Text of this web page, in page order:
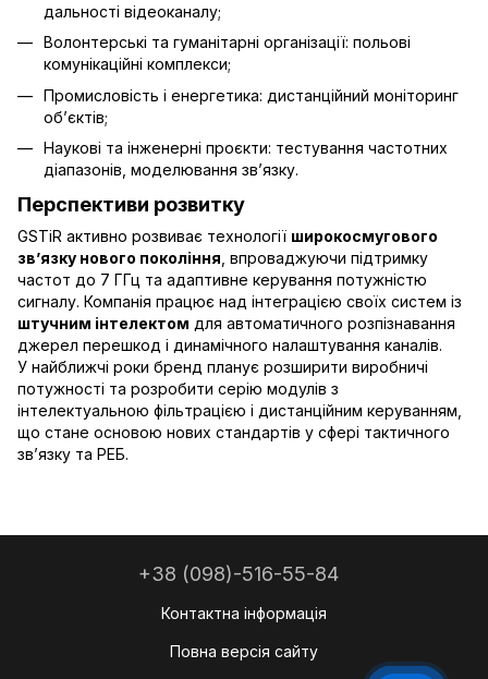
дальності відеоканалу;
Волонтерські та гуманітарні організації: польові
комунікаційні комплекси;
Промисловість і енергетика: дистанційний моніторинг
об’єктів;
Наукові та інженерні проєкти: тестування частотних
діапазонів, моделювання зв’язку.
Перспективи розвитку
GSTiR активно розвиває технології широкосмугового
зв’язку нового покоління , впроваджуючи підтримку
частот до 7 ГГц та адаптивне керування потужністю
сигналу. Компанія працює над інтеграцією своїх систем із
штучним інтелектом для автоматичного розпізнавання
джерел перешкод і динамічного налаштування каналів.
У найближчі роки бренд планує розширити виробничі
потужності та розробити серію модулів з
інтелектуальною фільтрацією і дистанційним керуванням,
що стане основою нових стандартів у сфері тактичного
зв’язку та РЕБ.
+38 (098)-516-55-84
Контактна інформація
Повна версія сайту